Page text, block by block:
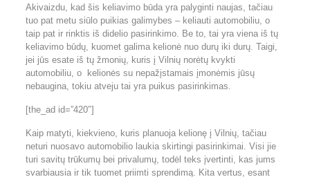
Akivaizdu, kad šis keliavimo būda yra palyginti naujas, tačiau
tuo pat metu siūlo puikias galimybes – keliauti automobiliu, o
taip pat ir rinktis iš didelio pasirinkimo. Be to, tai yra viena iš tų
keliavimo būdų, kuomet galima kelionė nuo durų iki durų. Taigi,
jei jūs esate iš tų žmonių, kuris į Vilnių norėtų kvykti
automobiliu, o kelionės su nepažįstamais įmonėmis jūsų
nebaugina, tokiu atveju tai yra puikus pasirinkimas.
[the_ad id=”420″]
Kaip matyti, kiekvieno, kuris planuoja kelionę į Vilnių, tačiau
neturi nuosavo automobilio laukia skirtingi pasirinkimai. Visi jie
turi savitų trūkumų bei privalumų, todėl teks įvertinti, kas jums
svarbiausia ir tik tuomet priimti sprendimą. Kita vertus, esant